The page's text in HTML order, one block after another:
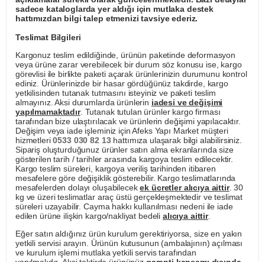
sadece kataloglarda yer aldığı için mutlaka destek
hattımızdan bilgi talep etmenizi tavsiye ederiz.
Teslimat Bilgileri
Kargonuz teslim edildiğinde, ürünün paketinde deformasyon
veya ürüne zarar verebilecek bir durum söz konusu ise, kargo
görevlisi ile birlikte paketi açarak ürünlerinizin durumunu kontrol
ediniz. Ürünlerinizde bir hasar gördüğünüz takdirde, kargo
yetkilisinden tutanak tutmasını isteyiniz ve paketi teslim
almayınız. Aksi durumlarda ürünlerin iadesi ve değişimi
yapılmamaktadır. Tutanak tutulan ürünler kargo firması
tarafından bize ulaştırılacak ve ürünlerin değişimi yapılacaktır.
Değişim veya iade işleminiz için Afeks Yapı Market müşteri
hizmetleri0533 030 82 13hattımıza ulaşarak bilgi alabilirsiniz.
Sipariş oluşturduğunuz ürünler satın alma ekranlarında size
gösterilen tarih / tarihler arasında kargoya teslim edilecektir.
Kargo teslim süreleri, kargoya veriliş tarihinden itibaren
mesafelere göre değişiklik gösterebilir. Kargo teslimatlarında
mesafelerden dolayı oluşabilecekek ücretler alıcıya aittir. 30
kg ve üzeri teslimatlar araç üstü gerçekleşmektedir ve teslimat
süreleri uzayabilir. Cayma hakkı kullanılması nedeni ile iade
edilen ürüne ilişkin kargo/nakliyat bedeli alıcıya aittir.
Eğer satın aldığınız ürün kurulum gerektiriyorsa, size en yakın
yetkili servisi arayın. Ürünün kutusunun (ambalajının) açılması
ve kurulum işlemi mutlaka yetkili servis tarafından